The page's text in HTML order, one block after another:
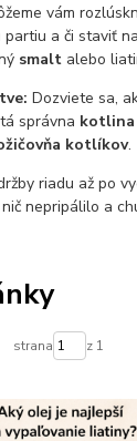
vám
a či staviť na
smalt alebo
Dozviete sa,
správna kotlina
kotlíkov.
riadu až po
nepripálilo a
strana z 1